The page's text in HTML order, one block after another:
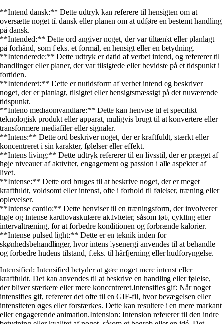
**Intend dansk:** Dette udtryk kan referere til hensigten om at
oversætte noget til dansk eller planen om at udføre en bestemt handling
på dansk.
**Intended:** Dette ord angiver noget, der var tiltænkt eller planlagt
på forhånd, som f.eks. et formål, en hensigt eller en betydning.
**Intenderede:** Dette udtryk er datid af verbet intend, og refererer til
handlinger eller planer, der var tilsigtede eller bevidste på et tidspunkt i
fortiden.
**Intenderet:** Dette er nutidsform af verbet intend og beskriver
noget, der er planlagt, tilsigtet eller hensigtsmæssigt på det nuværende
tidspunkt.
**Inteno mediaomvandlare:** Dette kan henvise til et specifikt
teknologisk produkt eller apparat, muligvis brugt til at konvertere eller
transformere mediafiler eller signaler.
**Intens:** Dette ord beskriver noget, der er kraftfuldt, stærkt eller
koncentreret i sin karakter, følelser eller effekt.
**Intens living:** Dette udtryk refererer til en livsstil, der er præget af
høje niveauer af aktivitet, engagement og passion i alle aspekter af
livet.
**Intense:** Dette ord bruges til at beskrive noget, der er meget
kraftfuldt, voldsomt eller intenst, ofte i forhold til følelser, træning eller
oplevelser.
**Intense cardio:** Dette henviser til en træningsform, der involverer
høje og intense kardiovaskulære aktiviteter, såsom løb, cykling eller
intervaltræning, for at forbedre konditionen og forbrænde kalorier.
**Intense pulsed light:** Dette er en teknik inden for
skønhedsbehandlinger, hvor intens lysenergi anvendes til at behandle
og forbedre hudens tilstand, f.eks. til hårfjerning eller hudforyngelse.
Intensified: Intensified betyder at gøre noget mere intenst eller
kraftfuldt. Det kan anvendes til at beskrive en handling eller følelse,
der bliver stærkere eller mere koncentreret.Intensifies gif: Når noget
intensifies gif, refererer det ofte til en GIF-fil, hvor bevægelsen eller
intensiteten øges eller forstærkes. Dette kan resultere i en mere markant
eller engagerende animation.Intension: Intension refererer til den indre